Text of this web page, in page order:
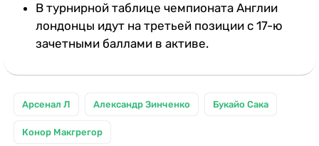
В турнирной таблице чемпионата Англии
лондонцы идут на третьей позиции с 17-ю
зачетными баллами в активе.
Арсенал Л Александр Зинченко Букайо Сака
Конор Макгрегор